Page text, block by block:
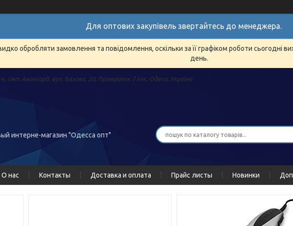
Для оптових закупівель звертайтесь до менеджера.
обробляти замовлення та повідомлення, оскільки за її графіком роботи сьогодні
день.
смт Авангард, вул. Базова, 20, Промринок 7 км., Одеса, Україна
интерне-магазин "Одесса опт"
О нас Контакты Доставка и оплата Прайс листы Новинки